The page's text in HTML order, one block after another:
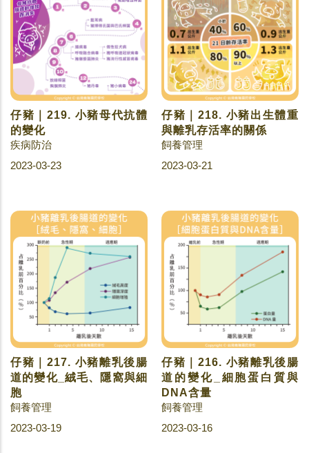
仔豬｜219. 小豬母代抗體
的變化
疾病防治
2023-03-23
仔豬｜218. 小豬出生體重
與離乳存活率的關係
飼養管理
2023-03-21
仔豬｜217. 小豬離乳後腸
道的變化_絨毛、隱窩與細
胞
飼養管理
2023-03-19
仔豬｜216. 小豬離乳後腸
道的變化_細胞蛋白質與
DNA含量
飼養管理
2023-03-16